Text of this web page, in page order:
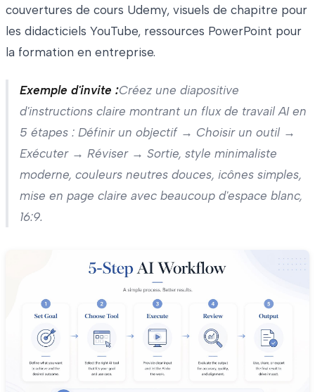
couvertures de cours Udemy, visuels de chapitre pour
les didacticiels YouTube, ressources PowerPoint pour
la formation en entreprise.
Exemple d'invite :Créez une diapositive
d'instructions claire montrant un flux de travail AI en
5 étapes : Définir un objectif → Choisir un outil →
Exécuter → Réviser → Sortie, style minimaliste
moderne, couleurs neutres douces, icônes simples,
mise en page claire avec beaucoup d'espace blanc,
16:9.